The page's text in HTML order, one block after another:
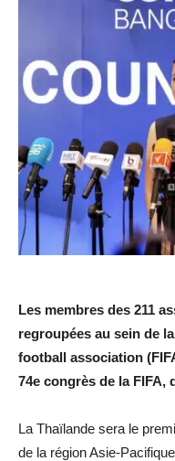
Les membres des 211
regroupées au sein de
football association
74e congrès de la FIFA,
La Thaïlande sera le
de la région Asie-